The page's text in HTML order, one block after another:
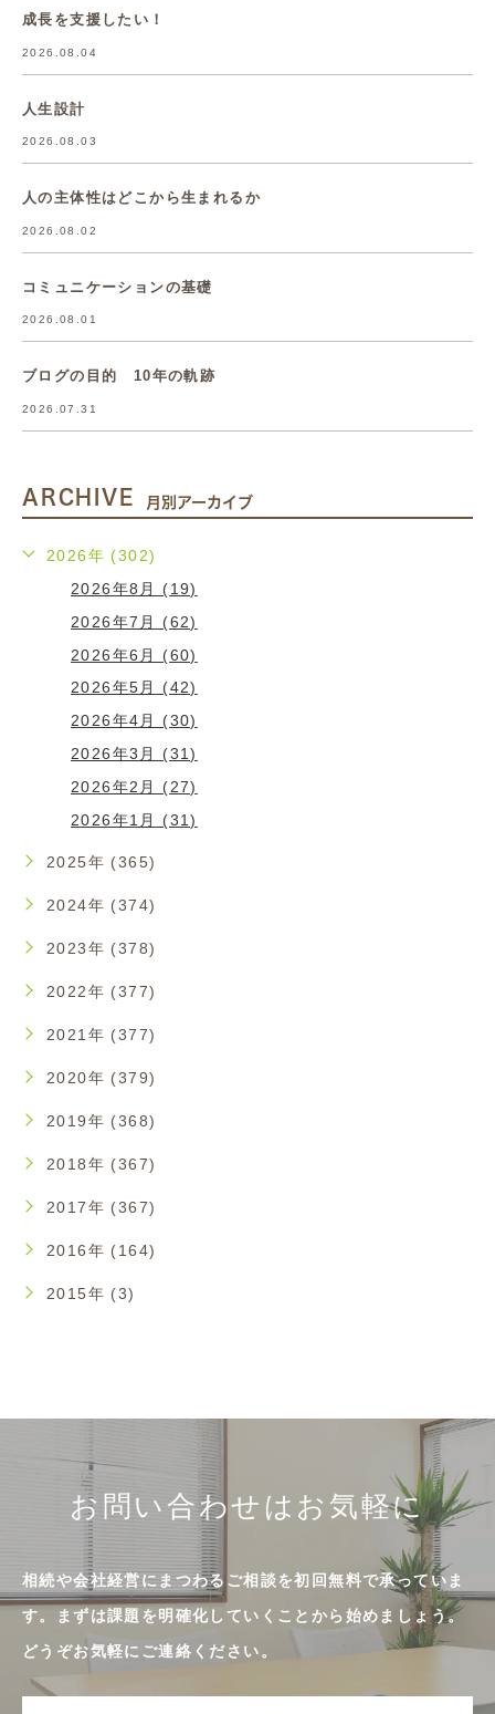
成長を支援したい！
2026.08.04
人生設計
2026.08.03
人の主体性はどこから生まれるか
2026.08.02
コミュニケーションの基礎
2026.08.01
ブログの目的 10年の軌跡
2026.07.31
ARCHIVE 月別アーカイブ
2026年 (302)
2026年8月 (19)
2026年7月 (62)
2026年6月 (60)
2026年5月 (42)
2026年4月 (30)
2026年3月 (31)
2026年2月 (27)
2026年1月 (31)
2025年 (365)
2024年 (374)
2023年 (378)
2022年 (377)
2021年 (377)
2020年 (379)
2019年 (368)
2018年 (367)
2017年 (367)
2016年 (164)
2015年 (3)
お問い合わせはお気軽に
相続や会社経営にまつわるご相談を初回無料で承っていま
す。まずは課題を明確化していくことから始めましょう。
どうぞお気軽にご連絡ください。